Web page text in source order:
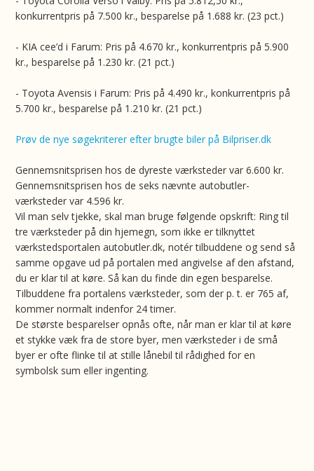
konkurrentpris på 7.500 kr., besparelse på 1.688 kr. (23 pct.)
- KIA cee’d i Farum: Pris på 4.670 kr., konkurrentpris på 5.900
kr., besparelse på 1.230 kr. (21 pct.)
- Toyota Avensis i Farum: Pris på 4.490 kr., konkurrentpris på
5.700 kr., besparelse på 1.210 kr. (21 pct.)
Prøv de nye søgekriterer efter brugte biler på Bilpriser.dk
Gennemsnitsprisen hos de dyreste værksteder var 6.600 kr.
Gennemsnitsprisen hos de seks nævnte autobutler-
værksteder var 4.596 kr.
Vil man selv tjekke, skal man bruge følgende opskrift: Ring til
tre værksteder på din hjemegn, som ikke er tilknyttet
værkstedsportalen autobutler.dk, notér tilbuddene og send så
samme opgave ud på portalen med angivelse af den afstand,
du er klar til at køre. Så kan du finde din egen besparelse.
Tilbuddene fra portalens værksteder, som der p. t. er 765 af,
kommer normalt indenfor 24 timer.
De største besparelser opnås ofte, når man er klar til at køre
et stykke væk fra de store byer, men værksteder i de små
byer er ofte flinke til at stille lånebil til rådighed for en
symbolsk sum eller ingenting.